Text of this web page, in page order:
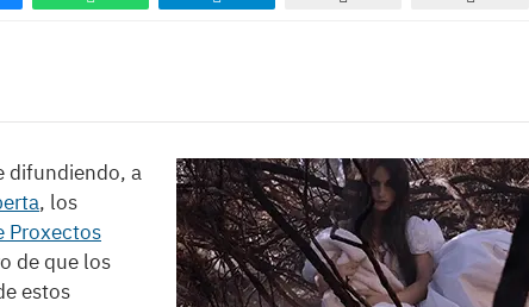
difundiendo, a
, los
Proxectos
de que los
estos